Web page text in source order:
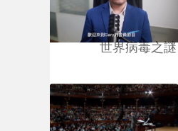
世界病毒之謎